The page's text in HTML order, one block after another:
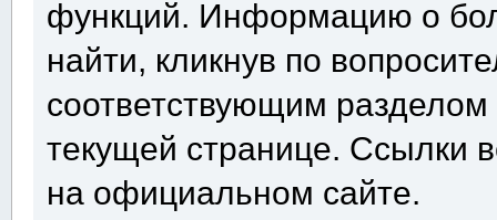
функций. Информацию о
найти, кликнув по
соответствующим
текущей странице. Ссылки
на официальном сайте.